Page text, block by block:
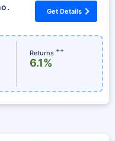
Get Details
Returns ++
6.1%